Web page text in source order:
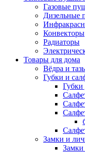
Газовые
Дизельные
Конвекторы
Радиаторы
Товары для дома
Вёдра и
Губки и
Губки
Замки и
Замки